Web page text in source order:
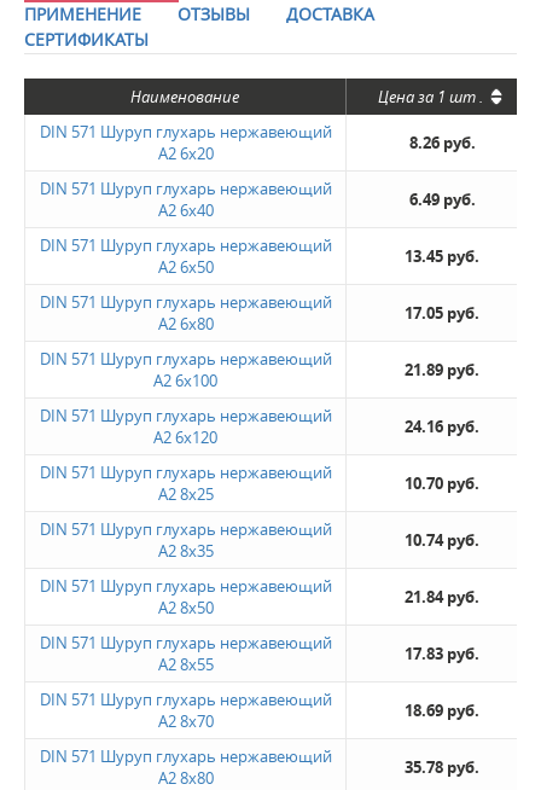
ПРИМЕНЕНИЕ
ОТЗЫВЫ
ДОСТАВКА
СЕРТИФИКАТЫ
Наименование Цена за 1 шт.
DIN 571 Шуруп глухарь нержавеющий
А2 6х20
8.26 руб.
DIN 571 Шуруп глухарь нержавеющий
А2 6х40
6.49 руб.
DIN 571 Шуруп глухарь нержавеющий
А2 6х50
13.45 руб.
DIN 571 Шуруп глухарь нержавеющий
А2 6х80
17.05 руб.
DIN 571 Шуруп глухарь нержавеющий
А2 6х100
21.89 руб.
DIN 571 Шуруп глухарь нержавеющий
А2 6х120
24.16 руб.
DIN 571 Шуруп глухарь нержавеющий
А2 8х25
10.70 руб.
DIN 571 Шуруп глухарь нержавеющий
А2 8х35
10.74 руб.
DIN 571 Шуруп глухарь нержавеющий
А2 8х50
21.84 руб.
DIN 571 Шуруп глухарь нержавеющий
А2 8х55
17.83 руб.
DIN 571 Шуруп глухарь нержавеющий
А2 8х70
18.69 руб.
DIN 571 Шуруп глухарь нержавеющий
А2 8х80
35.78 руб.